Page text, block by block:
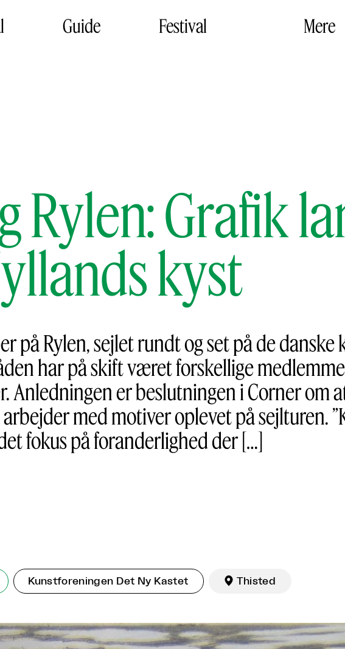
Guide Festival Mere
Rylen: Grafik
kyst
på Rylen, sejlet rundt og set på de danske
har på skift været forskellige
Anledningen er beslutningen i Corner om
med motiver oplevet på sejlturen.
fokus på foranderlighed der […]
Kunstforeningen Det Ny Kastet  Thisted